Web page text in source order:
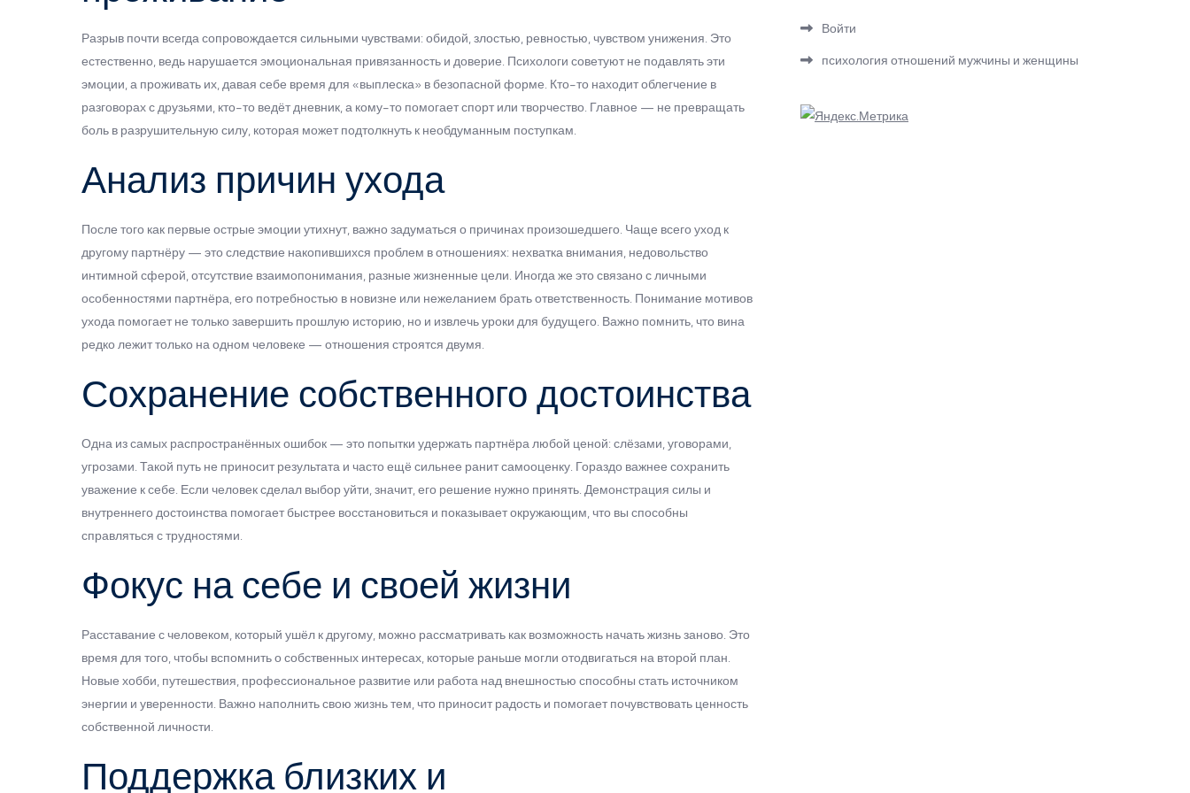
Разрыв почти всегда сопровождается сильными чувствами: обидой, злостью, ревностью, чувством унижения. Это
естественно, ведь нарушается эмоциональная привязанность и доверие. Психологи советуют не подавлять эти
эмоции, а проживать их, давая себе время для «выплеска» в безопасной форме. Кто-то находит облегчение в
разговорах с друзьями, кто-то ведёт дневник, а кому-то помогает спорт или творчество. Главное — не превращать
боль в разрушительную силу, которая может подтолкнуть к необдуманным поступкам.
Анализ причин ухода
После того как первые острые эмоции утихнут, важно задуматься о причинах произошедшего. Чаще всего уход к
другому партнёру — это следствие накопившихся проблем в отношениях: нехватка внимания, недовольство
интимной сферой, отсутствие взаимопонимания, разные жизненные цели. Иногда же это связано с личными
особенностями партнёра, его потребностью в новизне или нежеланием брать ответственность. Понимание мотивов
ухода помогает не только завершить прошлую историю, но и извлечь уроки для будущего. Важно помнить, что вина
редко лежит только на одном человеке — отношения строятся двумя.
Сохранение собственного достоинства
Одна из самых распространённых ошибок — это попытки удержать партнёра любой ценой: слёзами, уговорами,
угрозами. Такой путь не приносит результата и часто ещё сильнее ранит самооценку. Гораздо важнее сохранить
уважение к себе. Если человек сделал выбор уйти, значит, его решение нужно принять. Демонстрация силы и
внутреннего достоинства помогает быстрее восстановиться и показывает окружающим, что вы способны
справляться с трудностями.
Фокус на себе и своей жизни
Расставание с человеком, который ушёл к другому, можно рассматривать как возможность начать жизнь заново. Это
время для того, чтобы вспомнить о собственных интересах, которые раньше могли отодвигаться на второй план.
Новые хобби, путешествия, профессиональное развитие или работа над внешностью способны стать источником
энергии и уверенности. Важно наполнить свою жизнь тем, что приносит радость и помогает почувствовать ценность
собственной личности.
Поддержка близких и
Войти
психология отношений мужчины и женщины